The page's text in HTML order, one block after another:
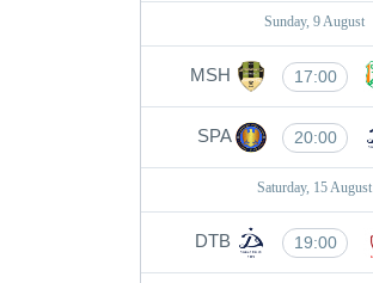
Sunday, 9 August
MSH 17:00
SPA 20:00
Saturday, 15 August
DTB 19:00